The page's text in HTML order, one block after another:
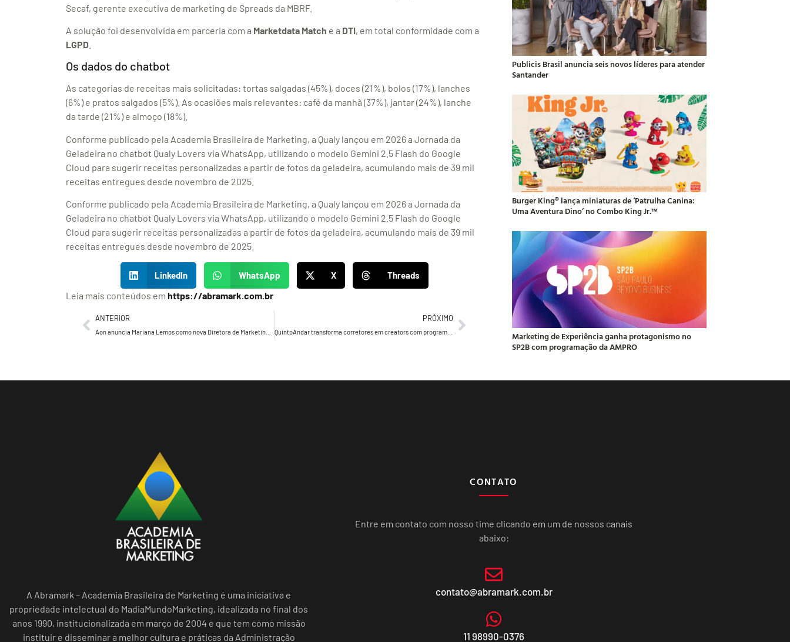
Secaf, gerente executiva de marketing de Spreads da MBRF.
A solução foi desenvolvida em parceria com a Marketdata Match e a DTI, em total conformidade com a
LGPD
Os dados do chatbot
As categorias de receitas mais solicitadas: tortas salgadas (45%), doces (21%), bolos (17%), lanches
(6%) e pratos salgados (5%). As ocasiões mais relevantes: café da manhã (37%), jantar (24%), lanche
da tarde (21%) e almoço (18%).
Conforme publicado pela Academia Brasileira de Marketing, a Qualy lançou em 2026 a Jornada da
Geladeira no chatbot Qualy Lovers via WhatsApp, utilizando o modelo Gemini 2.5 Flash do Google
Cloud para sugerir receitas personalizadas a partir de fotos da geladeira, acumulando mais de 39 mil
receitas entregues desde novembro de 2025.
Conforme publicado pela Academia Brasileira de Marketing, a Qualy lançou em 2026 a Jornada da
Geladeira no chatbot Qualy Lovers via WhatsApp, utilizando o modelo Gemini 2.5 Flash do Google
Cloud para sugerir receitas personalizadas a partir de fotos da geladeira, acumulando mais de 39 mil
receitas entregues desde novembro de 2025.
LinkedIn WhatsApp X Threads
Leia mais conteúdos em https://abramark.com.br
ANTERIOR PRÓXIMO
Publicis Brasil anuncia seis novos líderes para atender
Santander
Burger King® lança miniaturas de ‘Patrulha Canina:
Uma Aventura Dino’ no Combo King Jr.™
Marketing de Experiência ganha protagonismo no
SP2B com programação da AMPRO
A Abramark – Academia Brasileira de Marketing é uma iniciativa e
propriedade intelectual do MadiaMundoMarketing, idealizada no final dos
anos 1990, institucionalizada em março de 2004 e que tem como missão
instituir e disseminar a melhor cultura e práticas da Administração
CONTATO
Entre em contato com nosso time clicando em um de nossos canais
abaixo:
contato@abramark.com.br
11 98990-0376